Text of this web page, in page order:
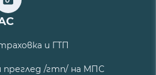
и ГТП
преглед /гтп/ на МПС